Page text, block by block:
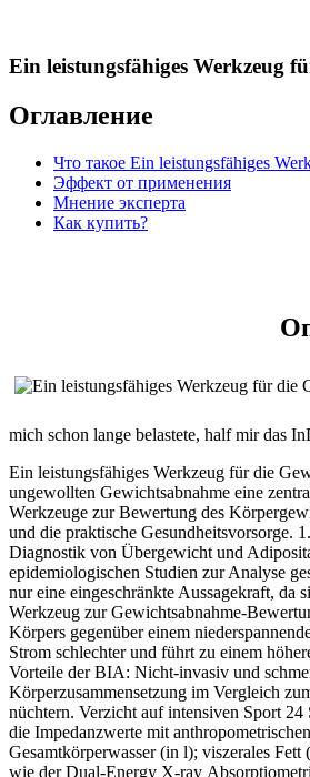
Ein leistungsfähiges Werkzeug
Оглавление
Что такое Ein leistungsfähiges
Эффект от применения
Мнение эксперта
Как купить?
mich schon lange belastete, half mir das
Ein leistungsfähiges Werkzeug für die
ungewollten Gewichtsabnahme eine
Werkzeuge zur Bewertung des
und die praktische Gesundheitsvorsorge.
Diagnostik von Übergewicht und
epidemiologischen Studien zur Analyse
nur eine eingeschränkte Aussagekraft, da
Werkzeug zur
Körpers gegenüber einem
Strom schlechter und führt zu einem
Vorteile der BIA: Nicht‑invasiv und
Körperzusammensetzung im Vergleich
nüchtern. Verzicht auf intensiven Sport
die Impedanzwerte mit
Gesamtkörperwasser (in l); viszerales
wie der Dual‑Energy X‑ray